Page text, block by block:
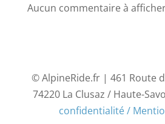
Aucun commentaire à
© AlpineRide.fr | 461 Route
74220 La Clusaz / Haute-
confidentialité /